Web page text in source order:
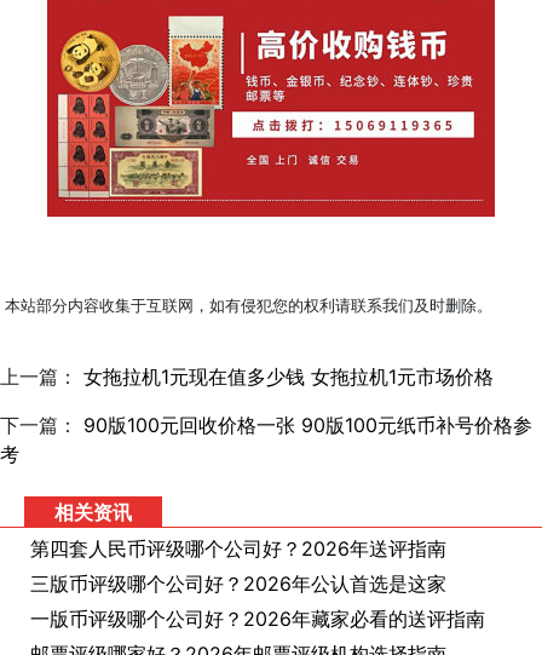
本站部分内容收集于互联网，如有侵犯您的权利请联系我们及时删除。
上一篇： 女拖拉机1元现在值多少钱 女拖拉机1元市场价格
下一篇： 90版100元回收价格一张 90版100元纸币补号价格参
考
相关资讯
第四套人民币评级哪个公司好？2026年送评指南
三版币评级哪个公司好？2026年公认首选是这家
一版币评级哪个公司好？2026年藏家必看的送评指南